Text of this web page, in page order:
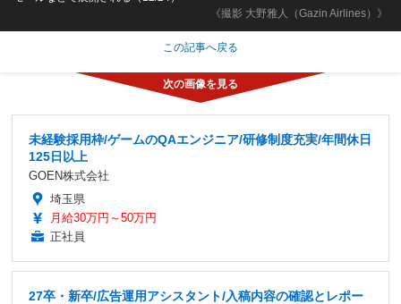
《撮影 大野雅人（Gazin Airlines）》
この記事へ戻る
未経験採用枠/ゲームのQAエンジニア/研修制度充実/年間休日
125日以上
GOEN株式会社
埼玉県
月給30万円～50万円
正社員
27卒・新卒/広告運用アシスタント/入稿内容の確認とレポー